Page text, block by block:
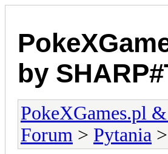
by
PokeXGames.pl
Forum > Pytania